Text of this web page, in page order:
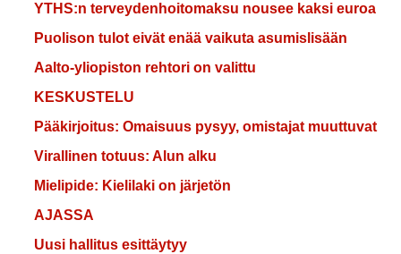
YTHS:n terveydenhoitomaksu nousee kaksi euroa
Puolison tulot eivät enää vaikuta asumislisään
Aalto-yliopiston rehtori on valittu
KESKUSTELU
Pääkirjoitus: Omaisuus pysyy, omistajat muuttuvat
Virallinen totuus: Alun alku
Mielipide: Kielilaki on järjetön
AJASSA
Uusi hallitus esittäytyy